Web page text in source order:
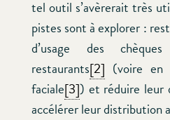
tel outil s’avèrerait très
pistes sont à explorer :
d’usage des
restaurants[2] (voire en
faciale[3]) et réduire leur
accélérer leur distribution